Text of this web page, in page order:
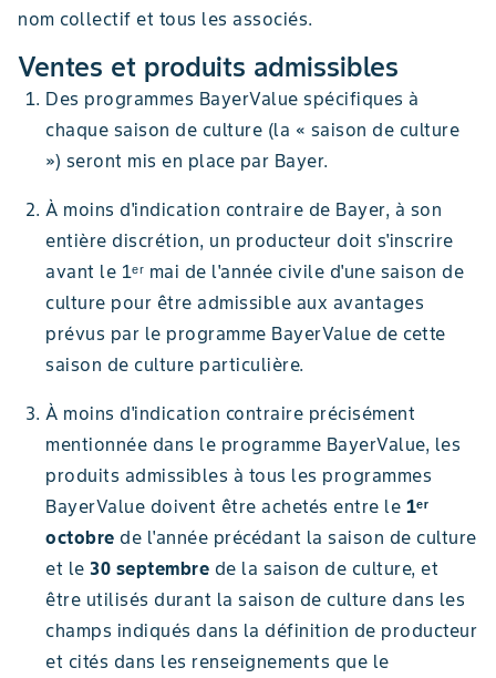
nom collectif et tous les associés.
Ventes et produits admissibles
Des programmes BayerValue spécifiques à
chaque saison de culture (la « saison de culture
») seront mis en place par Bayer.
À moins d'indication contraire de Bayer, à son
entière discrétion, un producteur doit s'inscrire
avant le 1ᵉʳ mai de l'année civile d'une saison de
culture pour être admissible aux avantages
prévus par le programme BayerValue de cette
saison de culture particulière.
À moins d'indication contraire précisément
mentionnée dans le programme BayerValue, les
produits admissibles à tous les programmes
BayerValue doivent être achetés entre le 1ᵉʳ
octobre de l'année précédant la saison de culture
et le 30 septembre de la saison de culture, et
être utilisés durant la saison de culture dans les
champs indiqués dans la définition de producteur
et cités dans les renseignements que le